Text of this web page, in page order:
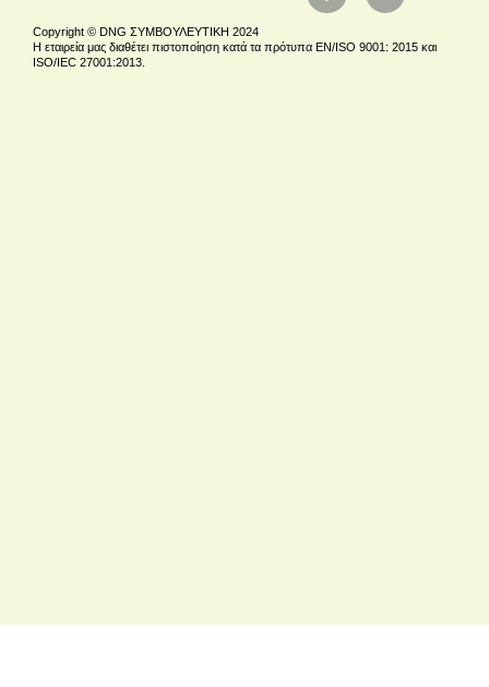
Copyright © DNG ΣΥΜΒΟΥΛΕΥΤΙΚΗ 2024
Η εταιρεία μας διαθέτει πιστοποίηση κατά τα πρότυπα EN/ISO 9001: 2015 και
ISO/IEC 27001:2013.